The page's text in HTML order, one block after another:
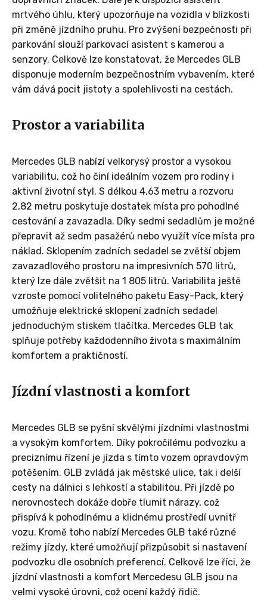
mrtvého úhlu, který upozorňuje na vozidla v blízkosti
při změně jízdního pruhu. Pro zvýšení bezpečnosti při
parkování slouží parkovací asistent s kamerou a
senzory. Celkově lze konstatovat, že Mercedes GLB
disponuje moderním bezpečnostním vybavením, které
vám dává pocit jistoty a spolehlivosti na cestách.
Prostor a variabilita
Mercedes GLB nabízí velkorysý prostor a vysokou
variabilitu, což ho činí ideálním vozem pro rodiny i
aktivní životní styl. S délkou 4,63 metru a rozvoru
2,82 metru poskytuje dostatek místa pro pohodlné
cestování a zavazadla. Díky sedmi sedadlům je možné
přepravit až sedm pasažérů nebo využít více místa pro
náklad. Sklopením zadních sedadel se zvětší objem
zavazadlového prostoru na impresivních 570 litrů,
který lze dále zvětšit na 1 805 litrů. Variabilita ještě
vzroste pomocí volitelného paketu Easy-Pack, který
umožňuje elektrické sklopení zadních sedadel
jednoduchým stiskem tlačítka. Mercedes GLB tak
splňuje potřeby každodenního života s maximálním
komfortem a praktičností.
Jízdní vlastnosti a komfort
Mercedes GLB se pyšní skvělými jízdními vlastnostmi
a vysokým komfortem. Díky pokročilému podvozku a
preciznímu řízení je jízda s tímto vozem opravdovým
potěšením. GLB zvládá jak městské ulice, tak i delší
cesty na dálnici s lehkostí a stabilitou. Při jízdě po
nerovnostech dokáže dobře tlumit nárazy, což
přispívá k pohodlnému a klidnému prostředí uvnitř
vozu. Kromě toho nabízí Mercedes GLB také různé
režimy jízdy, které umožňují přizpůsobit si nastavení
podvozku dle osobních preferencí. Celkově lze říci, že
jízdní vlastnosti a komfort Mercedesu GLB jsou na
velmi vysoké úrovni, což ocení každý řidič.